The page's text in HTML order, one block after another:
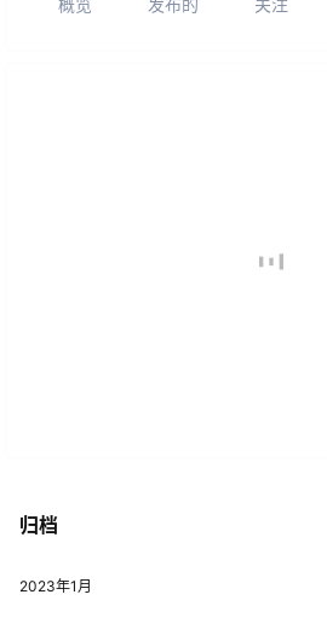
归档
2023年1月